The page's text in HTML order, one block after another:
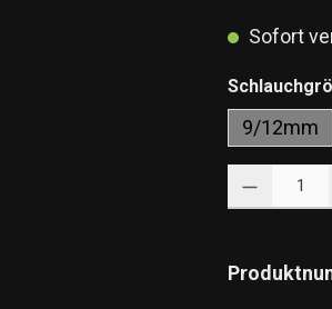
Sofort
9/12mm